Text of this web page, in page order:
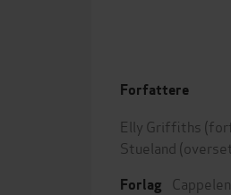
Forfattere
Elly Griffiths
Stueland
Forlag